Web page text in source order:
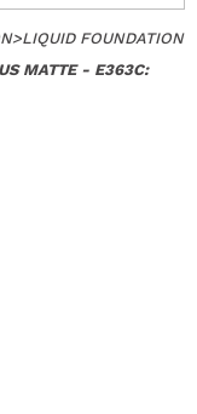
>LIQUID FOUNDATION
MATTE - E363C: